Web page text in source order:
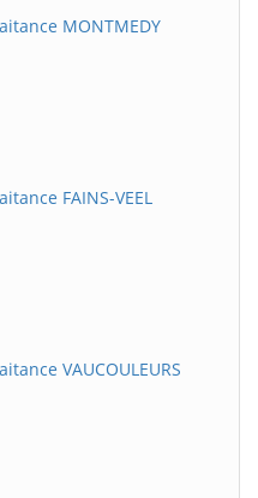
MONTMEDY
FAINS-VEEL
VAUCOULEURS